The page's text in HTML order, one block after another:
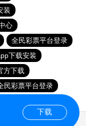
装
心
全民彩票平台登录
下载安装
方下载
民彩票平台登录
下载